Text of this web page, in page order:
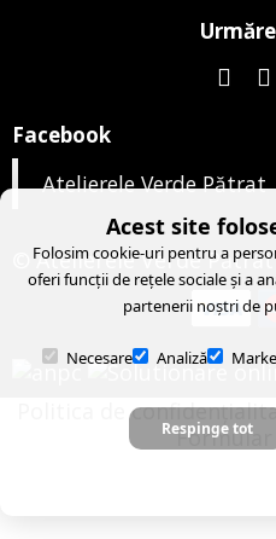
Facebook
Atelierele Verde Pătrat
© Atelierele Verde Pătrat
Politica de
Acest site
Folosim cookie-uri pentru a
oferi funcții de rețele sociale și a
partenerii noștri de
Necesare Analiză
Respinge tot